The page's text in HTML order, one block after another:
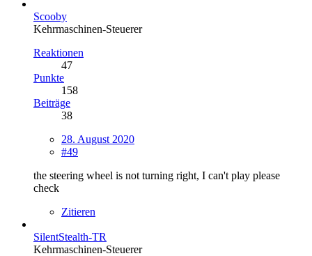
Scooby
Kehrmaschinen-Steuerer
Reaktionen
47
Punkte
158
Beiträge
38
28. August 2020
#49
the steering wheel is not turning right, I can't play please
check
Zitieren
SilentStealth-TR
Kehrmaschinen-Steuerer